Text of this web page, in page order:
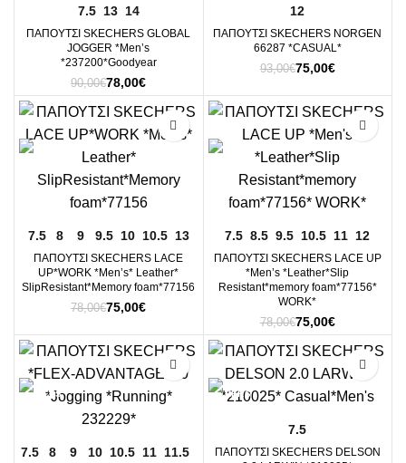
7.5 13 14
ΠΑΠΟΥΤΣΙ SKECHERS GLOBAL
JOGGER *Men’s
*237200*Goodyear
90,00€Original
price
was:
90,00€.
78,00€Η
τρέχουσα
τιμή
είναι:
12
ΠΑΠΟΥΤΣΙ SKECHERS NORGEN
66287 *CASUAL*
93,00€Original
was:
93,00€.
75,00€Η
τιμή
είναι:
75,00€.
7.5 8 9 9.5 10 10.5 13
ΠΑΠΟΥΤΣΙ SKECHERS LACE
UP*WORK *Men’s* Leather*
SlipResistant*Memory foam*77156
78,00€Original
was:
78,00€.
75,00€Η
τιμή
είναι:
75,00€.
7.5 8.5 9.5 10.5 11 12
ΠΑΠΟΥΤΣΙ SKECHERS LACE UP
*Men’s *Leather*Slip
Resistant*memory foam*77156*
WORK*
78,00€Original
price
was:
78,00€.
75,00€Η
τρέχουσα
τιμή
είναι:
7.5 8 9 10 10.5 11 11.5
7.5
ΠΑΠΟΥΤΣΙ SKECHERS DELSON